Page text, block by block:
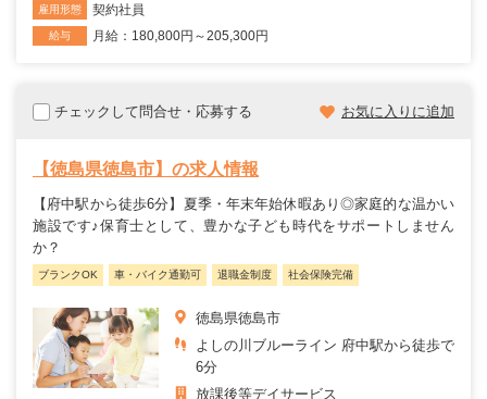
雇用形態 契約社員
給与 月給：180,800円～205,300円
チェックして問合せ・応募する お気に入りに追加
【徳島県徳島市】の求人情報
【府中駅から徒歩6分】夏季・年末年始休暇あり◎家庭的な温かい
施設です♪保育士として、豊かな子ども時代をサポートしません
か？
ブランクOK 車・バイク通勤可 退職金制度 社会保険完備
徳島県徳島市
よしの川ブルーライン 府中駅から徒歩で
6分
放課後等デイサービス